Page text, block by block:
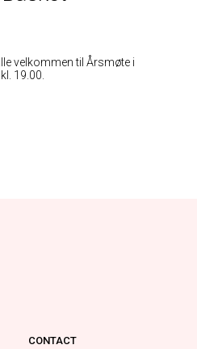
velkommen til Årsmøte i
19.00.
CONTACT